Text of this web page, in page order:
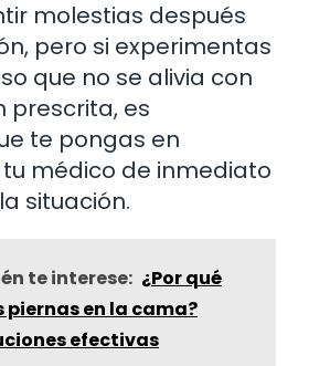
molestias después
pero si experimentas
que no se alivia con
prescrita, es
te pongas en
médico de inmediato
situación.
te interese: ¿Por qué
piernas en la cama?
efectivas